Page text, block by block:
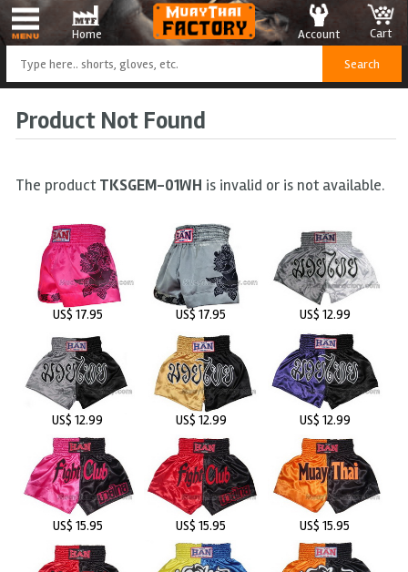
Home Cart
Account
Product Not Found
The product TKSGEM-01WH is invalid or is not available.
US$ 17.95 US$ 17.95 US$ 12.99
US$ 12.99 US$ 12.99 US$ 12.99
US$ 15.95 US$ 15.95 US$ 15.95